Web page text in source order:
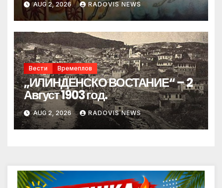
AUG 2, 2026 RADOVIS NEWS
Вести Времеплов
„ИЛИНДЕНСКО ВОСТАНИЕ“ – 2
Август 1903 год.
AUG 2, 2026 RADOVIS NEWS